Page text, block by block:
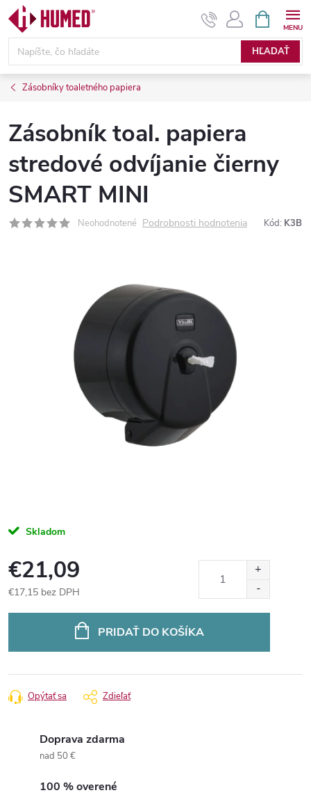
Prejsť
obsah
HĽADAŤ
KOŠÍK
Zásobníky toaletného papiera
Zásobník toal. papiera
stredové odvíjanie čierny
SMART MINI
Neohodnotené Podrobnosti hodnotenia Kód: K3B
Skladom
€21,09
€17,15 bez DPH
PRIDAŤ DO KOŠÍKA
Opýtať sa Zdieľať
Doprava zdarma
nad 50 €
100 % overené